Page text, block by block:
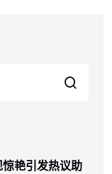
艳引发热议助